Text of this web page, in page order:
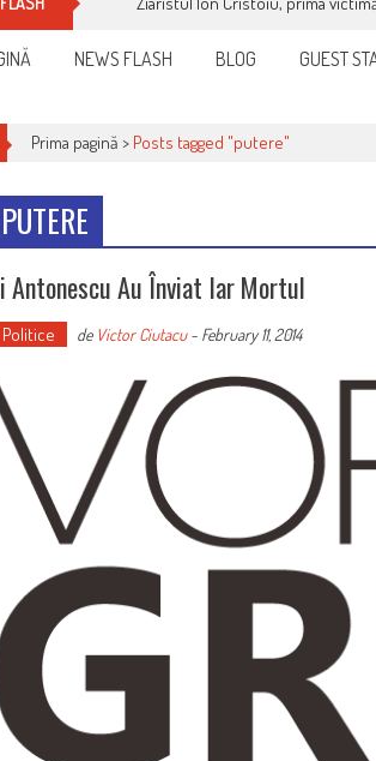
NEWS FLASH BLOG GUEST
Prima pagină > Posts tagged "putere"
Antonescu Au Înviat Iar Mortul
de Victor Ciutacu- February 11, 2014